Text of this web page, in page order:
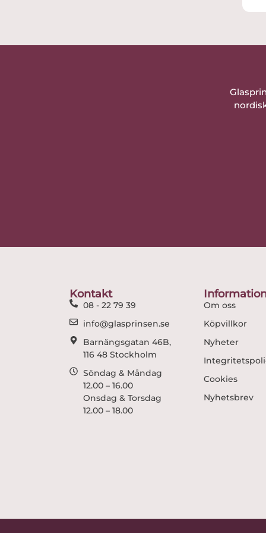
Kontakt
08 - 22 79 39
info@glasprinsen.se
Barnängsgatan 46B,
116 48 Stockholm
Söndag & Måndag
12.00 – 16.00
Onsdag & Torsdag
12.00 – 18.00
Om oss
Köpvillkor
Nyheter
Cookies
Nyhetsbrev